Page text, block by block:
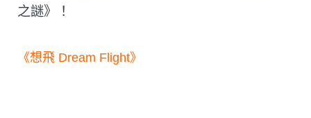
之謎》！
《想飛 Dream Flight》